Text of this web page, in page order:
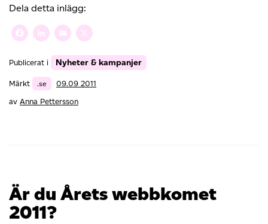
Aerts,
vd
på
IIS
Dela detta inlägg:
Facebook
LinkedIn
Email
Publicerat i Nyheter & kampanjer
Märkt .se
09.09 2011
av Anna Pettersson
Är du Årets webbkomet
2011?